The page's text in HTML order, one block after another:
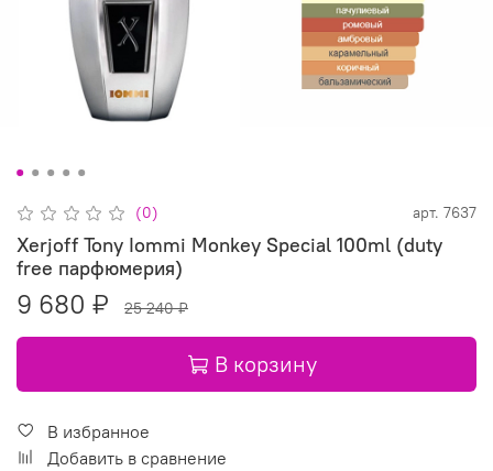
(0) арт. 7637
Xerjoff Tony Iommi Monkey Special 100ml (duty
free парфюмерия)
9 680 ₽ 25 240 ₽
В корзину
В избранное
Добавить в сравнение